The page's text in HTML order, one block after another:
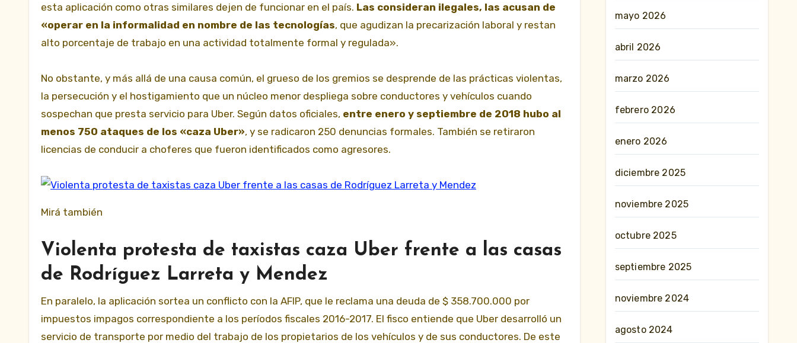
esta aplicación como otras similares dejen de funcionar en el país. Las consideran ilegales, las acusan de
«operar en la informalidad en nombre de las tecnologías, que agudizan la precarización laboral y restan
alto porcentaje de trabajo en una actividad totalmente formal y regulada».
No obstante, y más allá de una causa común, el grueso de los gremios se desprende de las prácticas violentas,
la persecución y el hostigamiento que un núcleo menor despliega sobre conductores y vehículos cuando
sospechan que presta servicio para Uber. Según datos oficiales, entre enero y septiembre de 2018 hubo al
menos 750 ataques de los «caza Uber», y se radicaron 250 denuncias formales. También se retiraron
licencias de conducir a choferes que fueron identificados como agresores.
Mirá también
Violenta protesta de taxistas caza Uber frente a las casas
de Rodríguez Larreta y Mendez
En paralelo, la aplicación sortea un conflicto con la AFIP, que le reclama una deuda de $ 358.700.000 por
impuestos impagos correspondiente a los períodos fiscales 2016-2017. El fisco entiende que Uber desarrolló un
servicio de transporte por medio del trabajo de los propietarios de los vehículos y de sus conductores. De este
mayo 2026
abril 2026
marzo 2026
febrero 2026
enero 2026
diciembre 2025
noviembre 2025
octubre 2025
septiembre 2025
noviembre 2024
agosto 2024